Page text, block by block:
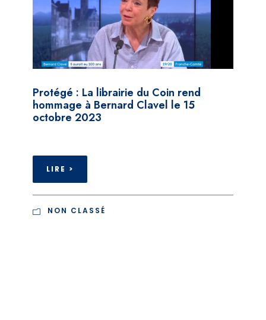
Protégé : La librairie du Coin rend
hommage à Bernard Clavel le 15
octobre 2023
LIRE >
NON CLASSÉ